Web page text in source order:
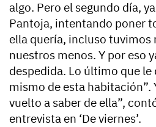
algo. Pero el segundo día,
Pantoja, intentando poner
ella quería, incluso tuvimos
nuestros menos. Y por eso
despedida. Lo último que le
mismo de esta habitación”.
vuelto a saber de ella”,
entrevista en ‘De viernes’.